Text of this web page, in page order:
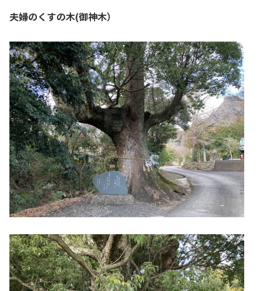
夫婦のくすの木(御神木）